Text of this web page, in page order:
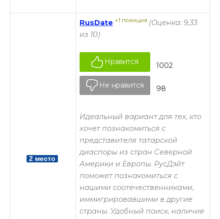
2 место
RusDate +1 позиция (Оценка: 9,33
из 10)
Нравится 1002
Не нравится 98
Идеальный вариант для тех, кто
хочет познакомиться с
представителя татарской
диаспоры из стран Северной
Америки и Европы. РусДэйт
поможет познакомиться с
нашими соотечественниками,
иммигрировавшими в другие
страны. Удобный поиск, наличие